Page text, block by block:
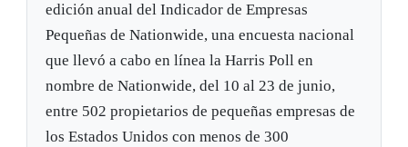
edición anual del Indicador de Empresas
Pequeñas de Nationwide, una encuesta nacional
que llevó a cabo en línea la Harris Poll en
nombre de Nationwide, del 10 al 23 de junio,
entre 502 propietarios de pequeñas empresas de
los Estados Unidos con menos de 300